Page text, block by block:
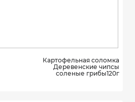
Картофельная соломка
Деревенские чипсы
соленые грибы120г